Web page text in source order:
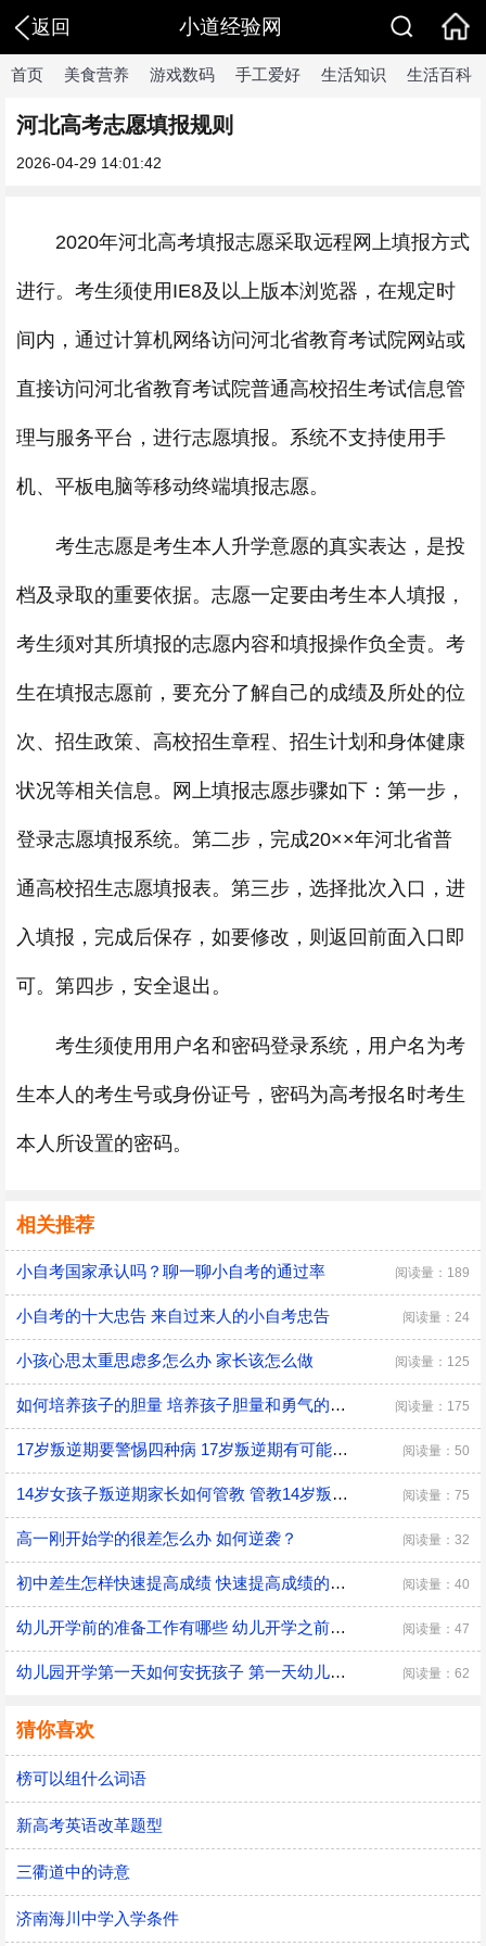
返回 小道经验网
首页 美食营养 游戏数码 手工爱好 生活知识 生活百科
河北高考志愿填报规则
2026-04-29 14:01:42
2020年河北高考填报志愿采取远程网上填报方式
进行。考生须使用IE8及以上版本浏览器，在规定时
间内，通过计算机网络访问河北省教育考试院网站或
直接访问河北省教育考试院普通高校招生考试信息管
理与服务平台，进行志愿填报。系统不支持使用手
机、平板电脑等移动终端填报志愿。
考生志愿是考生本人升学意愿的真实表达，是投
档及录取的重要依据。志愿一定要由考生本人填报，
考生须对其所填报的志愿内容和填报操作负全责。考
生在填报志愿前，要充分了解自己的成绩及所处的位
次、招生政策、高校招生章程、招生计划和身体健康
状况等相关信息。网上填报志愿步骤如下：第一步，
登录志愿填报系统。第二步，完成20××年河北省普
通高校招生志愿填报表。第三步，选择批次入口，进
入填报，完成后保存，如要修改，则返回前面入口即
可。第四步，安全退出。
考生须使用用户名和密码登录系统，用户名为考
生本人的考生号或身份证号，密码为高考报名时考生
本人所设置的密码。
相关推荐
小自考国家承认吗？聊一聊小自考的通过率 阅读量：189
小自考的十大忠告 来自过来人的小自考忠告 阅读量：24
小孩心思太重思虑多怎么办 家长该怎么做 阅读量：125
如何培养孩子的胆量 培养孩子胆量和勇气的方法 阅读量：175
17岁叛逆期要警惕四种病 17岁叛逆期有可能会得什么病 阅读量：50
14岁女孩子叛逆期家长如何管教 管教14岁叛逆期女孩子的方法 阅读量：75
高一刚开始学的很差怎么办 如何逆袭？ 阅读量：32
初中差生怎样快速提高成绩 快速提高成绩的方法介绍 阅读量：40
幼儿开学前的准备工作有哪些 幼儿开学之前具体的准备工作 阅读量：47
幼儿园开学第一天如何安抚孩子 第一天幼儿园开学安抚孩子的注意事项 阅读量：62
猜你喜欢
榜可以组什么词语
新高考英语改革题型
三衢道中的诗意
济南海川中学入学条件